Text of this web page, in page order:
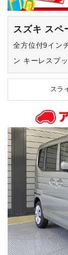
スズキ ス
全方位付9イン
ン キーレスプ
スラ